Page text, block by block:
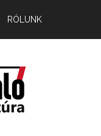
RÓLUNK